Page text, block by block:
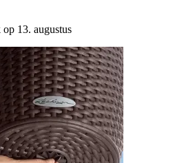
13. augustus